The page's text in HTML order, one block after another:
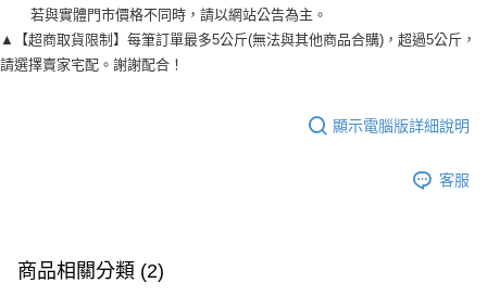
▲【超商取貨限制】每筆訂單最多5公斤(無法與其他商品合購)，超過5公斤，
請選擇賣家宅配。謝謝配合！
顯示電腦版詳細說明
客服
商品相關分類 (2)